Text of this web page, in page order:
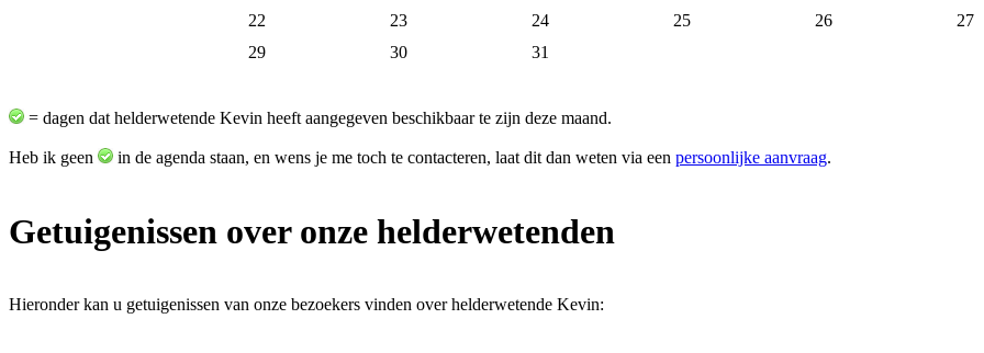
22
23 24 25 26
27
29
30 31
= dagen dat helderwetende Kevin heeft aangegeven beschikbaar te zijn deze maand.
Heb ik geen in de agenda staan, en wens je me toch te contacteren, laat dit dan weten via een persoonlijke aanvraag.
Getuigenissen over onze helderwetenden
Hieronder kan u getuigenissen van onze bezoekers vinden over helderwetende Kevin: